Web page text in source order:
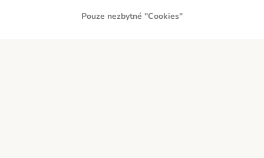
DOBÍRKA
Pouze nezbytné "Cookies"